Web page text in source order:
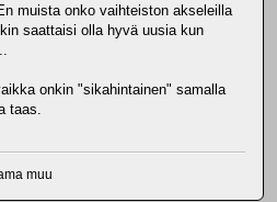
muista onko vaihteiston akseleilla
saattaisi olla hyvä uusia kun
onkin "sikahintainen" samalla
taas.
muu